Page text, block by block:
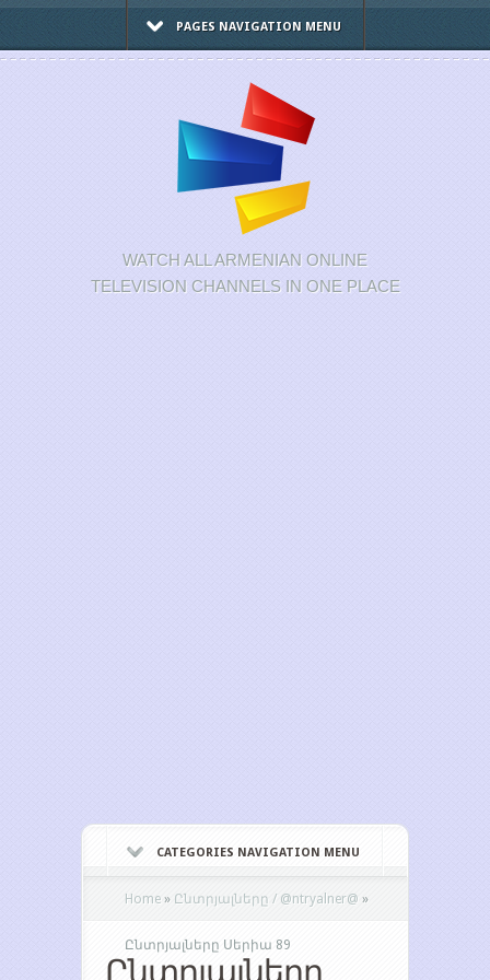
PAGES NAVIGATION MENU
WATCH ALL ARMENIAN ONLINE
TELEVISION CHANNELS IN ONE PLACE
CATEGORIES NAVIGATION MENU
Home » Ընտրյալները / @ntryalner@ »
Ընտրյալները Սերիա 89
Ընտրյալները